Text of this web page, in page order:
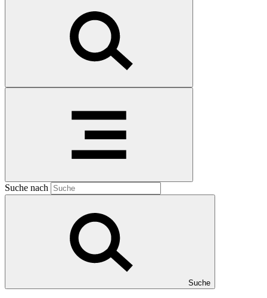
Suche nach
Suche